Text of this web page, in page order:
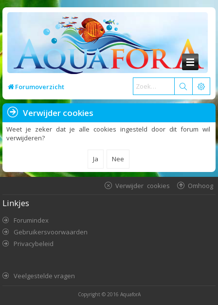
Forumoverzicht
Verwijder cookies
Weet je zeker dat je alle cookies ingesteld door dit forum wil
verwijderen?
Omhoog
Verwijder cookies
Linkjes
Forumindex
Gebruikersvoorwaarden
Privacybeleid
Veelgestelde vragen
Copyright © 2016 AquaforA